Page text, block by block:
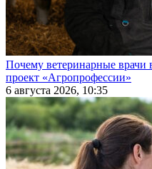
Почему ветеринарные врачи
проект «Агропрофессии»
6 августа 2026, 10:35